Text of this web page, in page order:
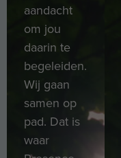
aandacht
om jou
daarin te
begeleiden.
Wij gaan
samen op
pad. Dat is
waar